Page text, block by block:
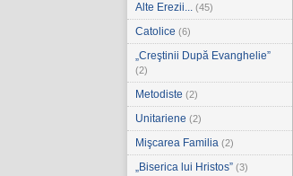
Alte Erezii... (45)
Catolice (6)
„Creştinii După Evanghelie”
(2)
Metodiste (2)
Unitariene (2)
Mişcarea Familia (2)
„Biserica lui Hristos” (3)